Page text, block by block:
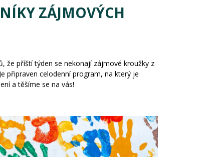
ZÁJMOVÝCH
že příští týden se nekonají zájmové kroužky z
připraven celodenní program, na který je
a těšíme se na vás!